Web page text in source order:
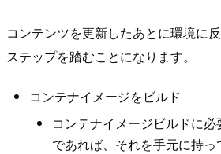
コンテンツを更新したあとに環境に
ステップを踏むことになります。
コンテナイメージをビルド
コンテナイメージビルドに
であれば、それを手元に持っ